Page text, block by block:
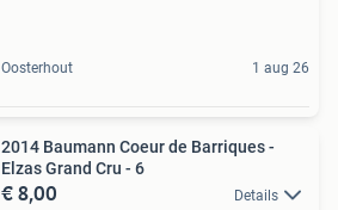
Oosterhout 1 aug 26
2014 Baumann Coeur de Barriques -
Elzas Grand Cru - 6
€ 8,00 Details